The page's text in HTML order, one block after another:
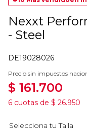
Nexxt
- Steel
DE19028026
Precio sin impuestos
$ 161.700
6 cuotas de $ 26.950